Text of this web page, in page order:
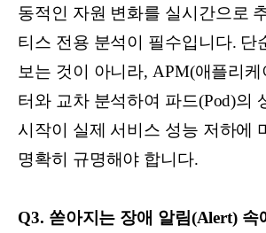
동적인 자원 변화를 실시간으로
티스 전용 분석이 필수입니다. 단
보는 것이 아니라, APM(애플리케
터와 교차 분석하여 파드(Pod)의
시작이 실제 서비스 성능 저하에
명확히 규명해야 합니다.
Q3. 쏟아지는 장애 알림(Alert) 속